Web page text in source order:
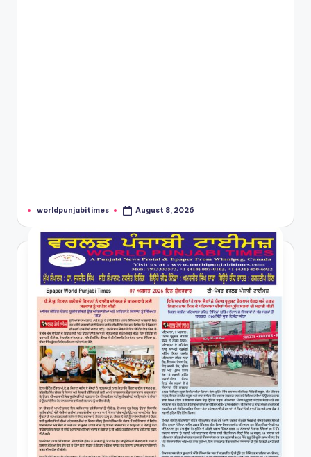
Posted
worldpunjabitimes August 8, 2026